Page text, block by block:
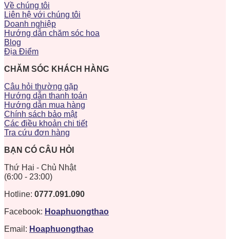
Về chúng tôi
Liên hệ với chúng tôi
Doanh nghiệp
Hướng dẫn chăm sóc hoa
Blog
Địa Điểm
CHĂM SÓC KHÁCH HÀNG
Câu hỏi thường gặp
Hướng dẫn thanh toán
Hướng dẫn mua hàng
Chính sách bảo mật
Các điều khoản chi tiết
Tra cứu đơn hàng
BẠN CÓ CÂU HỎI
Thứ Hai - Chủ Nhật
(6:00 - 23:00)
Hotline: 0777.091.090
Facebook: Hoaphuongthao
Email: Hoaphuongthao